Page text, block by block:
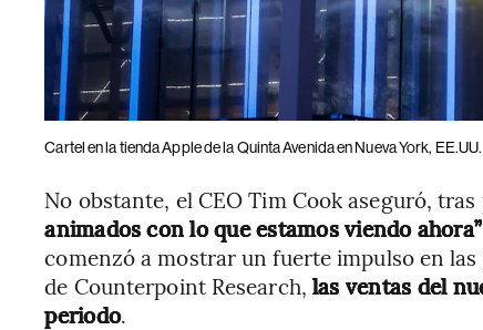
Cartel en la tienda Apple de la Quinta Avenida en Nueva York, EE.UU.
No obstante, el CEO Tim Cook aseguró,
animados con lo que estamos viendo
comenzó a mostrar un fuerte impulso en
de Counterpoint Research, las ventas del
periodo.